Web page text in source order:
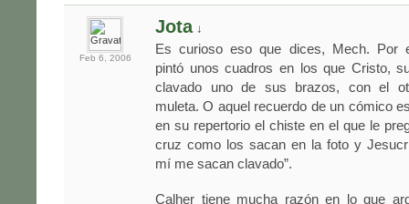
Feb 6, 2006
Jota↓
Es curioso eso que dices, Mech. Por
pintó unos cuadros en los que Cristo,
clavado uno de sus brazos, con el
muleta. O aquel recuerdo de un cómico
en su repertorio el chiste en el que le
cruz como los sacan en la foto y
mí me sacan clavado”.
Calher tiene mucha razón en lo que